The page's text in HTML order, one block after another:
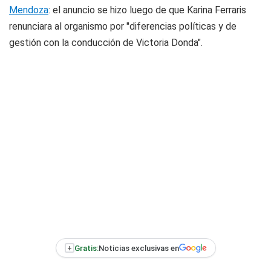
Mendoza: el anuncio se hizo luego de que Karina Ferraris
renunciara al organismo por "diferencias políticas y de
gestión con la conducción de Victoria Donda".
+ Gratis:Noticias exclusivas en